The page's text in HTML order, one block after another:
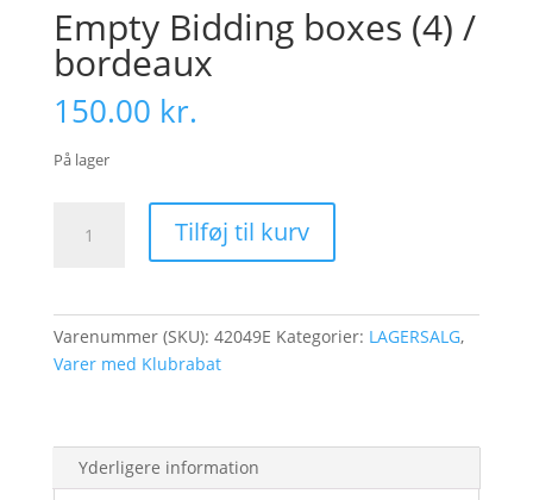
Empty Bidding boxes (4) /
bordeaux
150.00 kr.
På lager
Bidding
Tilføj til kurv
Varenummer (SKU): 42049E Kategorier: LAGERSALG,
Varer med Klubrabat
Yderligere information